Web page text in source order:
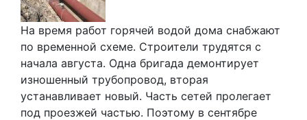
На время работ горячей водой дома снабжают
по временной схеме. Строители трудятся с
начала августа. Одна бригада демонтирует
изношенный трубопровод, вторая
устанавливает новый. Часть сетей пролегает
под проезжей частью. Поэтому в сентябре